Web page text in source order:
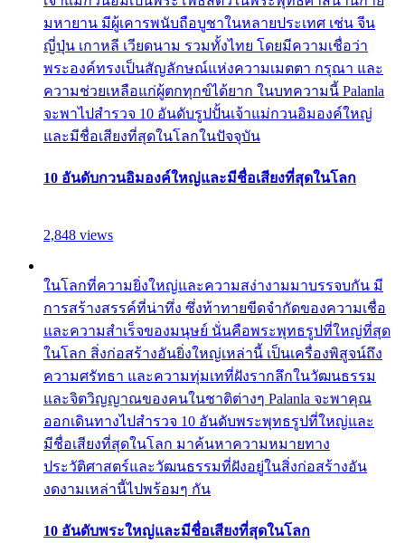
มหายาน มีผู้เคารพนับถือบูชาในหลายประเทศ เช่น จีน
ญี่ปุ่น เกาหลี เวียดนาม รวมทั้งไทย โดยมีความเชื่อว่า
พระองค์ทรงเป็นสัญลักษณ์แห่งความเมตตา กรุณา และ
ความช่วยเหลือแก่ผู้ตกทุกข์ได้ยาก ในบทความนี้ Palanla
จะพาไปสำรวจ 10 อันดับรูปปั้นเจ้าแม่กวนอิมองค์ใหญ่
และมีชื่อเสียงที่สุดในโลกในปัจจุบัน
10 อันดับกวนอิมองค์ใหญ่และมีชื่อเสียงที่สุดในโลก
2,848 views
ในโลกที่ความยิ่งใหญ่และความสง่างามมาบรรจบกัน มี
การสร้างสรรค์ที่น่าทึ่ง ซึ่งท้าทายขีดจำกัดของความเชื่อ
และความสำเร็จของมนุษย์ นั่นคือพระพุทธรูปที่ใหญ่ที่สุด
ในโลก สิ่งก่อสร้างอันยิ่งใหญ่เหล่านี้ เป็นเครื่องพิสูจน์ถึง
ความศรัทธา และความทุ่มเทที่ฝังรากลึกในวัฒนธรรม
และจิตวิญญาณของคนในชาติต่างๆ Palanla จะพาคุณ
ออกเดินทางไปสำรวจ 10 อันดับพระพุทธรูปที่ใหญ่และ
มีชื่อเสียงที่สุดในโลก มาค้นหาความหมายทาง
ประวัติศาสตร์และวัฒนธรรมที่ฝังอยู่ในสิ่งก่อสร้างอัน
งดงามเหล่านี้ไปพร้อมๆ กัน
10 อันดับพระใหญ่และมีชื่อเสียงที่สุดในโลก